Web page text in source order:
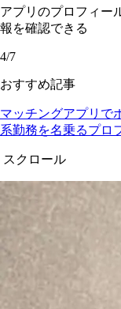
アプリのプロフィー
報を確認できる
4/7
おすすめ記事
マッチングアプリで
系勤務を名乗るプロ
スクロール